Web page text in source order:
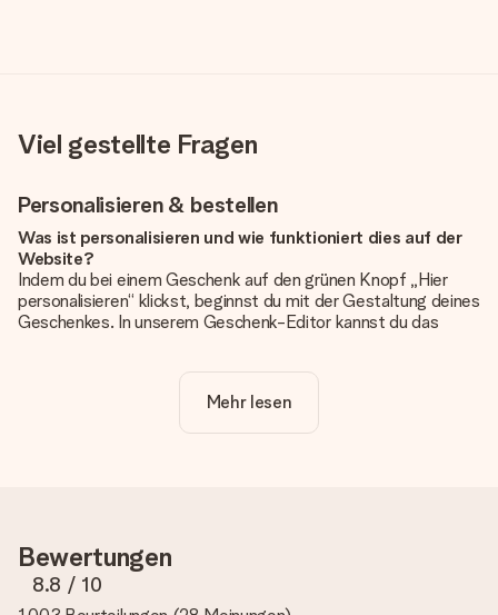
Viel gestellte Fragen
Personalisieren & bestellen
Was ist personalisieren und wie funktioniert dies auf der
Website?
Indem du bei einem Geschenk auf den grünen Knopf „Hier
personalisieren“ klickst, beginnst du mit der Gestaltung deines
Geschenkes. In unserem Geschenk-Editor kannst du das
noch eines unserer angebotenen Designs, um deinem
Geschenk die perfekte Ausstrahlung zu verleihen.
Wir möchten sicherstellen, dass du mit deinem Geschenk
rundum zufrieden bist. Deshalb ist es wichtig, qualitativ
hochwertige Fotos zu verwenden. Wenn du dir nicht sicher
Mehr lesen
Bewertungen
8.8 / 10